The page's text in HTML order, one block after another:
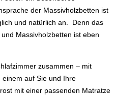
der Massivholzbetten ist
und natürlich an. Denn das
Massivholzbetten ist eben
zusammen – mit
auf Sie und Ihre
mit einer passenden Matratze